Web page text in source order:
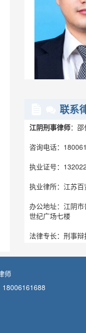
联系
江阴刑事律师：
咨询电话：
执业证号：
执业律所：江苏
办公地址：江阴
世纪广场七楼
法律专长：刑事
师
18006161688